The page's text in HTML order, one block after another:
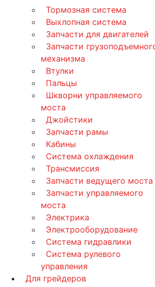
Тормозная система
Выхлопная система
Запчасти для двигателей
Запчасти
механизма
Втулки
Пальцы
Шкворни управляемого
моста
Джойстики
Запчасти рамы
Кабины
Система охлаждения
Трансмиссия
Запчасти ведущего моста
Запчасти управляемого
моста
Электрика
Электрооборудование
Система гидравлики
Система рулевого
управления
Для грейдеров